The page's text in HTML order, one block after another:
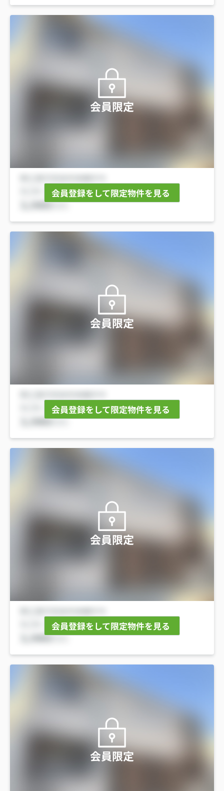
会員限定
会員登録をして限定物件を見る
会員限定
会員登録をして限定物件を見る
会員限定
会員登録をして限定物件を見る
会員限定